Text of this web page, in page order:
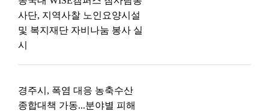
사단, 지역사찰 노인요양시설
및 복지재단 자비나눔 봉사 실
시
경주시, 폭염 대응 농축수산
종합대책 가동...분야별 피해